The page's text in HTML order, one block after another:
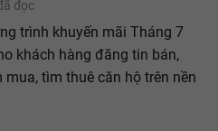
đọc
trình khuyến mãi Tháng 7
khách hàng đăng tin bán,
tìm thuê căn hộ trên nền